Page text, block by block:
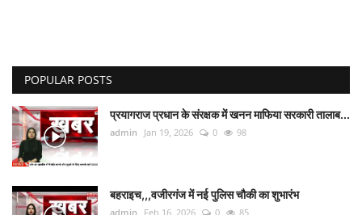
POPULAR POSTS
प्रयागराज प्रधान के संरक्षक में खनन माफिया सरकारी तालाब...
admin Jan 19, 2026 0 98
बहराइच,,,वजीरगंज में नई पुलिस चौकी का शुभारंभ
admin Feb 16, 2026 0 85